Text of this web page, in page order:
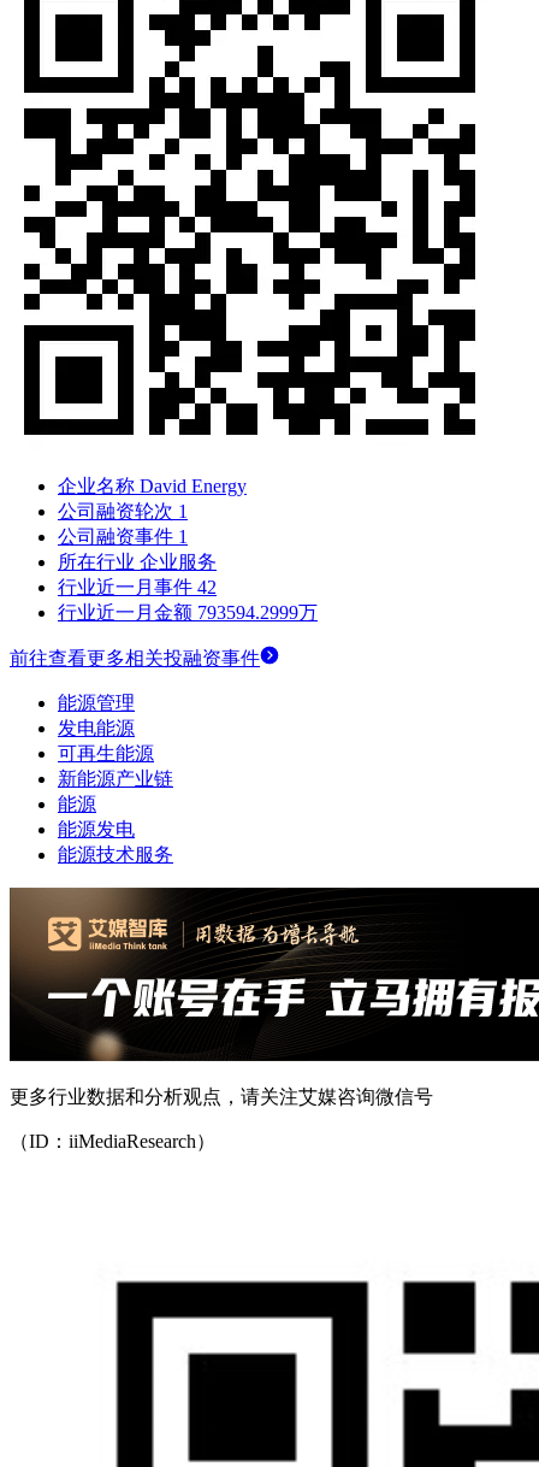
企业名称 David Energy
公司融资轮次 1
公司融资事件 1
所在行业 企业服务
行业近一月事件 42
行业近一月金额 793594.2999万
前往查看更多相关投融资事件
能源管理
发电能源
可再生能源
新能源产业链
能源
能源发电
能源技术服务
更多行业数据和分析观点，请关注艾媒咨询微信号
（ID：iiMediaResearch）